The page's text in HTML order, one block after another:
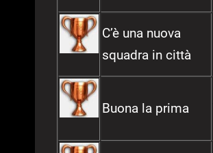
C’è una nuova
squadra in città
Buona la prima